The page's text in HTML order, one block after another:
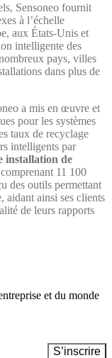
Sensoneo fournit
à l’échelle
aux États-Unis et
intelligente des
pays, villes
dans plus de
a mis en œuvre et
pour les systèmes
taux de recyclage
intelligents par
installation de
11 100
des outils permettant
aidant ainsi ses clients
de leurs rapports
et du monde